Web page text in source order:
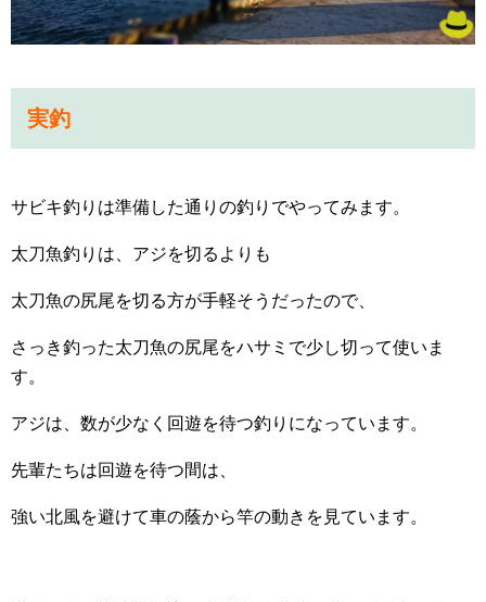
実釣
サビキ釣りは準備した通りの釣りでやってみます。
太刀魚釣りは、アジを切るよりも
太刀魚の尻尾を切る方が手軽そうだったので、
さっき釣った太刀魚の尻尾をハサミで少し切って使いま
す。
アジは、数が少なく回遊を待つ釣りになっています。
先輩たちは回遊を待つ間は、
強い北風を避けて車の蔭から竿の動きを見ています。